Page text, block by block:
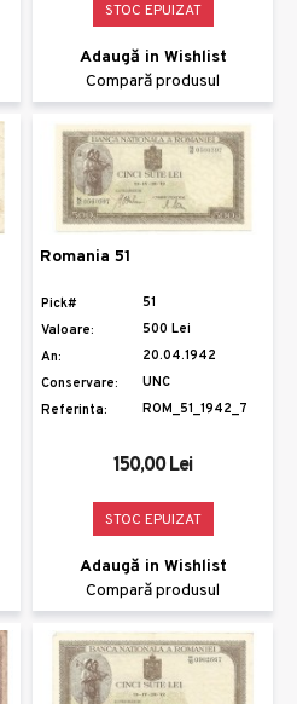
STOC EPUIZAT
Adaugă in Wishlist
Compară produsul
Romania 51
Pick#
51
Valoare:
500 Lei
An:
20.04.1942
Conservare:
UNC
Referinta:
ROM_51_1942_7
150,00 Lei
STOC EPUIZAT
Adaugă in Wishlist
Compară produsul